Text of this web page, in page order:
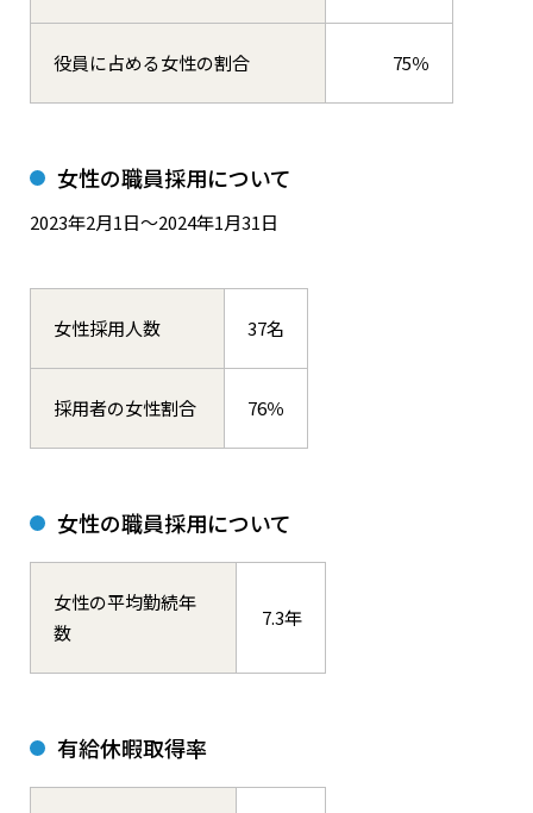
役員に占める女性の割合 75％
女性の職員採用について
2023年2月1日〜2024年1月31日
女性採用人数 37名
採用者の女性割合 76％
女性の職員採用について
女性の平均勤続年
数
7.3年
有給休暇取得率